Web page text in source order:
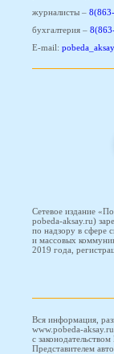
журналисты –
бухгалтерия –
E-mail:
Сетевое издание
pobeda-aksay.ru)
по надзору в сфере
и массовых
2019 года,
Вся информация,
www.pobeda-
с
Представителем